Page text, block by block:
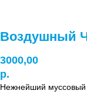
Воздушный
3000,00
р.
Нежнейший муссовый